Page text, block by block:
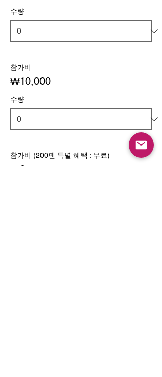
수량
참가비
₩10,000
수량
참가비 (200팬 특별 혜택 : 무료)
₩0